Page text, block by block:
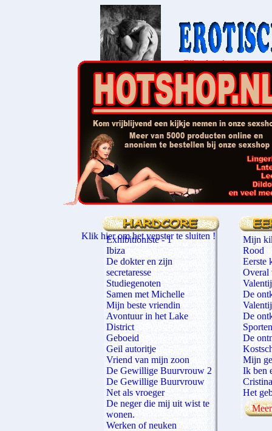
Klik hier om het venster te sluiten !
Elke dag de nieuwste
Stuur ons
Klik hier
Exhibitioniste - 1
Ibiza
De dokter en zijn
secretaresse
Studiegenoten
Samen met Michelle
Mijn beste vriendin
Avontuur in het Lake
District
Geboeid
Geil autoritje
Vriend van mijn zoon
De Gewillige Buurvrouw 2
De Gewillige Buurvrouw
Net als vroeger
De neger die mij uit wist te
wonen.
Werken of neuken
Mijn
Rood
Eerste
Overal
De
De
De
Mijn
Ik ben
Het